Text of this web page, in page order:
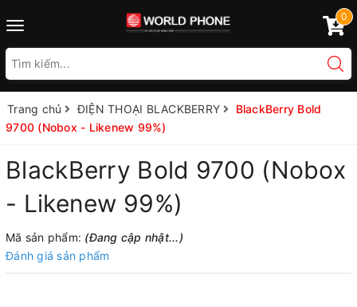
Toggle
0
Trang chủ ĐIỆN THOẠI BLACKBERRY
BlackBerry Bold
9700 (Nobox - Likenew 99%)
BlackBerry Bold 9700 (Nobox
- Likenew 99%)
Mã sản phẩm: (Đang cập nhật...)
Đánh giá sản phẩm